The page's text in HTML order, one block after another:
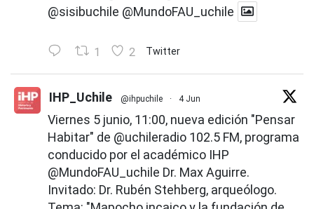
@sisibuchile @MundoFAU_uchile
1 2 Twitter
IHP_Uchile @ihpuchile · 4 Jun
Viernes 5 junio, 11:00, nueva edición "Pensar
Habitar" de @uchileradio 102.5 FM, programa
conducido por el académico IHP
@MundoFAU_uchile Dr. Max Aguirre.
Invitado: Dr. Rubén Stehberg, arqueólogo.